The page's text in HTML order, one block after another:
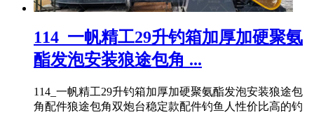
114_一帆精工29升钓箱加厚加硬聚氨
酯发泡安装狼途包角 ...
114_一帆精工29升钓箱加厚加硬聚氨酯发泡安装狼途包
角配件狼途包角双炮台稳定款配件钓鱼人性价比高的钓